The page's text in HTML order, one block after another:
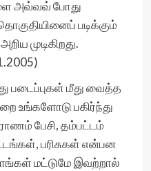
அவ்வவ் போது
படிக்கும்
முடிகிறது.
படைப்புகள் மீது வைத்த
உங்களோடு பகிர்ந்து
பேசி, தம்பட்டம்
பரிசுகள் என்பன
மட்டுமே இவற்றால்